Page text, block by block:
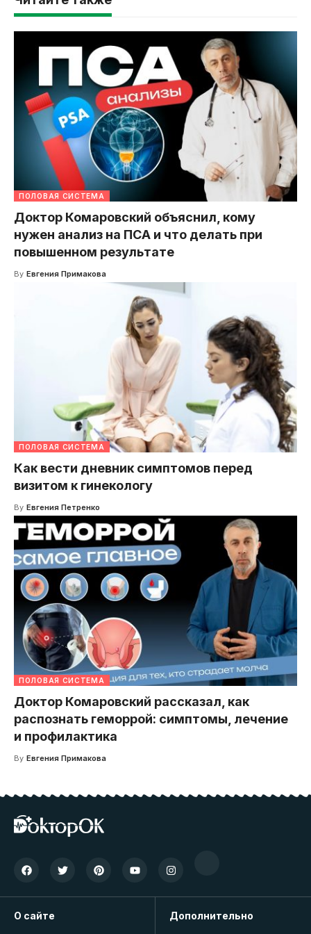
ПОЛОВАЯ СИСТЕМА
Доктор Комаровский объяснил, кому
нужен анализ на ПСА и что делать при
повышенном результате
By Евгения Примакова
ПОЛОВАЯ СИСТЕМА
Как вести дневник симптомов перед
визитом к гинекологу
By Евгения Петренко
ПОЛОВАЯ СИСТЕМА
Доктор Комаровский рассказал, как
распознать геморрой: симптомы, лечение
и профилактика
By Евгения Примакова
О сайте Дополнительно